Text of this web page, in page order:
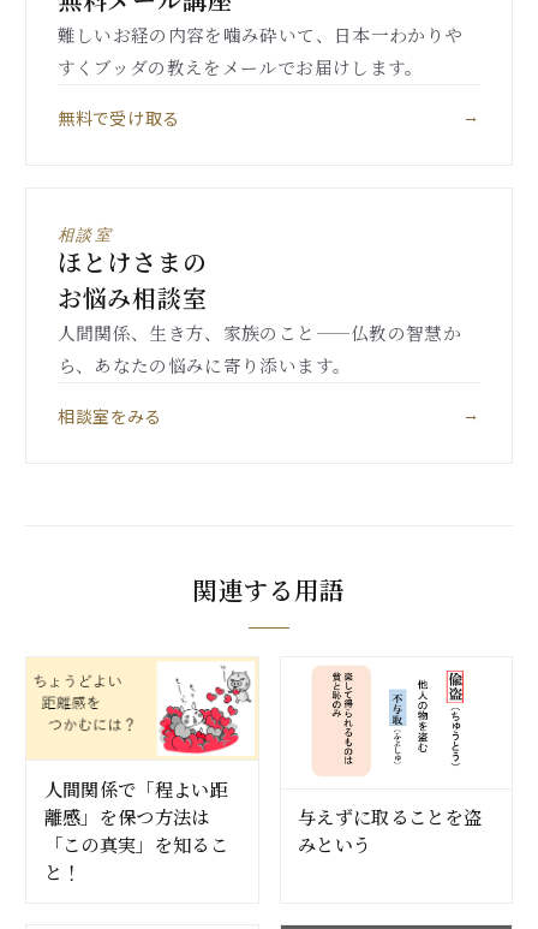
難しいお経の内容を噛み砕いて、日本一わかりや
すくブッダの教えをメールでお届けします。
無料で受け取る →
相談室
ほとけさまの
お悩み相談室
人間関係、生き方、家族のこと——仏教の智慧か
ら、あなたの悩みに寄り添います。
相談室をみる →
関連する用語
人間関係で「程よい距
離感」を保つ方法は
「この真実」を知るこ
と！
与えずに取ることを盗
みという